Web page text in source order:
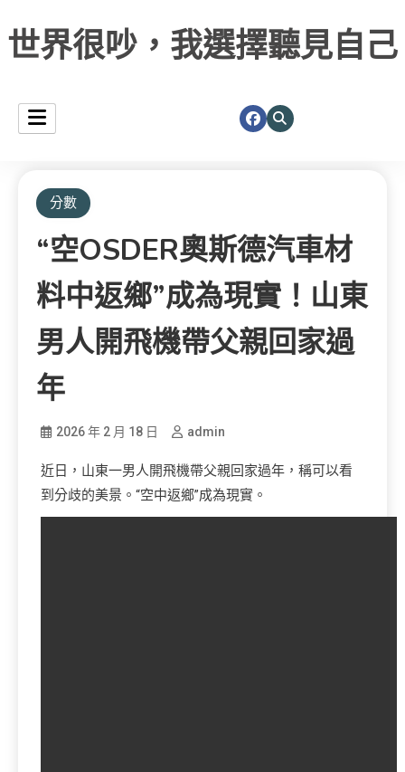
世界很吵，我選擇聽見自己
分數
“空OSDER奧斯德汽車材
料中返鄉”成為現實！山東
男人開飛機帶父親回家過
年
2026 年 2 月 18 日 admin
近日，山東一男人開飛機帶父親回家過年，稱可以看
到分歧的美景。“空中返鄉”成為現實。